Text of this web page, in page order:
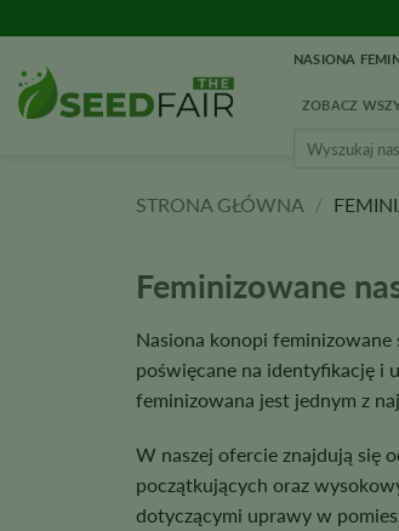
do
treści
NASIONA
ZOBACZ
Wyszukaj:
STRONA GŁÓWNA /
Feminizowane
Nasiona konopi feminizowane
poświęcane na identyfikację i
feminizowana jest jednym z
W naszej ofercie znajdują się
początkujących oraz
dotyczącymi uprawy w